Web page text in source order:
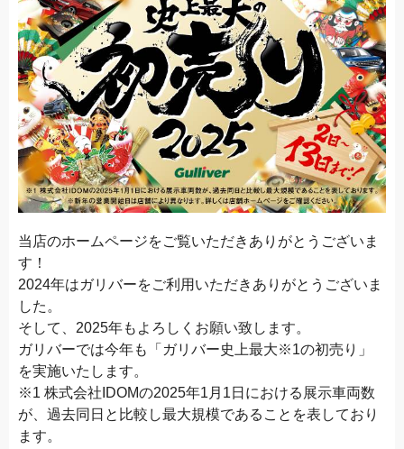
当店のホームページをご覧いただきありがとうございま
す！
2024年はガリバーをご利用いただきありがとうございま
した。
そして、2025年もよろしくお願い致します。
ガリバーでは今年も「ガリバー史上最大※1の初売り」
を実施いたします。
※1 株式会社IDOMの2025年1月1日における展示車両数
が、過去同日と比較し最大規模であることを表しており
ます。